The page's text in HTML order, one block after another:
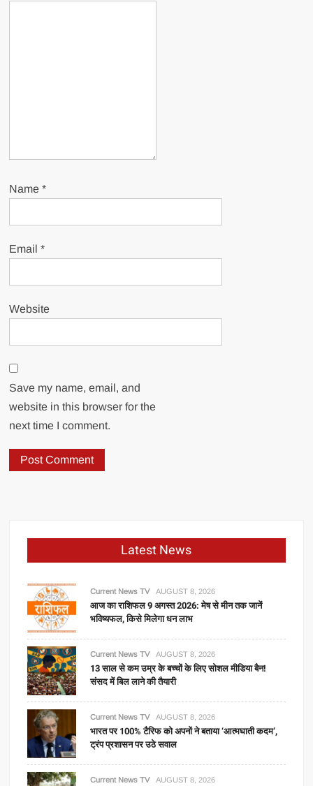
Name*
Email*
Website
Save my name, email, and
website in this browser for the
next time I comment.
Latest News
Current News TV AUGUST 8, 2026
आज का राशिफल 9 अगस्त 2026: मेष से मीन तक जानें
भविष्यफल, किसे मिलेगा धन लाभ
Current News TV AUGUST 8, 2026
13 साल से कम उम्र के बच्चों के लिए सोशल मीडिया बैन!
संसद में बिल लाने की तैयारी
Current News TV AUGUST 8, 2026
भारत पर 100% टैरिफ को अपनों ने बताया ‘आत्मघाती कदम’,
ट्रंप प्रशासन पर उठे सवाल
Current News TV AUGUST 8, 2026